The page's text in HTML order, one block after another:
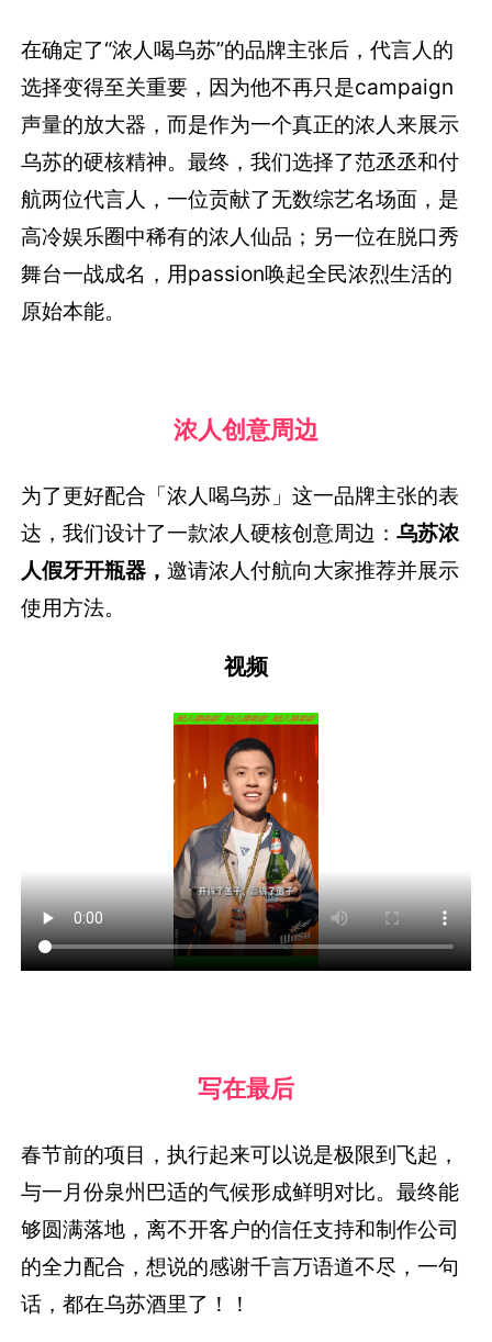
在确定了“浓人喝乌苏”的品牌主张后，代言人的
选择变得至关重要，因为他不再只是campaign
声量的放大器，而是作为一个真正的浓人来展示
乌苏的硬核精神。最终，我们选择了范丞丞和付
航两位代言人，一位贡献了无数综艺名场面，是
高冷娱乐圈中稀有的浓人仙品；另一位在脱口秀
舞台一战成名，用passion唤起全民浓烈生活的
原始本能。
浓人创意周边
为了更好配合「浓人喝乌苏」这一品牌主张的表
达，我们设计了一款浓人硬核创意周边：乌苏浓
人假牙开瓶器，邀请浓人付航向大家推荐并展示
使用方法。
视频
写在最后
春节前的项目，执行起来可以说是极限到飞起，
与一月份泉州巴适的气候形成鲜明对比。最终能
够圆满落地，离不开客户的信任支持和制作公司
的全力配合，想说的感谢千言万语道不尽，一句
话，都在乌苏酒里了！！